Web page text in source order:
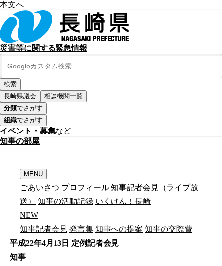
本文へ
災害等に関する緊急情報
長崎県議会
相談機関一覧
分類でさがす
組織でさがす
イベント・募集など
知事の部屋
MENU
ごあいさつ プロフィール 知事記者会見（ライブ放
送）
知事の活動記録 いくけん！長崎
NEW
知事記者会見 発言集 知事への提案 知事の交際費
平成22年4月13日 定例記者会見
知事